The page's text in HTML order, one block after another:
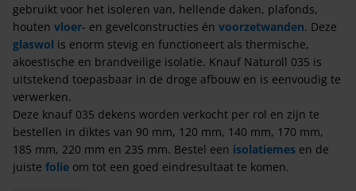
gebruikt voor het isoleren van, hellende daken, plafonds,
houten vloer- en gevelconstructies én voorzetwanden. Deze
glaswol is enorm stevig en functioneert als thermische,
akoestische en brandveilige isolatie. Knauf Naturoll 035 is
uitstekend toepasbaar in de droge afbouw en is eenvoudig te
verwerken.
Deze knauf 035 dekens worden verkocht per rol en zijn te
bestellen in diktes van 90 mm, 120 mm, 140 mm, 170 mm,
185 mm, 220 mm en 235 mm. Bestel een isolatiemes en de
juiste folie om tot een goed eindresultaat te komen.